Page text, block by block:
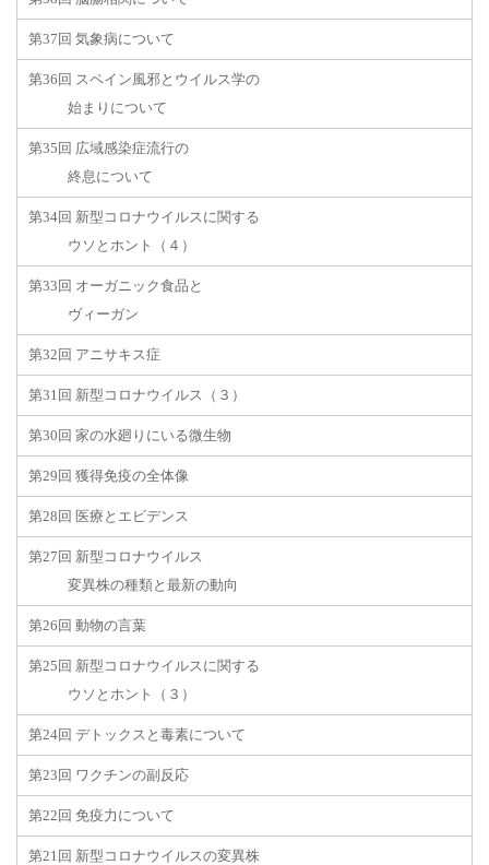
第37回 気象病について
第36回 スペイン風邪とウイルス学の
始まりについて
第35回 広域感染症流行の
終息について
第34回 新型コロナウイルスに関する
ウソとホント（４）
第33回 オーガニック食品と
ヴィーガン
第32回 アニサキス症
第31回 新型コロナウイルス（３）
第30回 家の水廻りにいる微生物
第29回 獲得免疫の全体像
第28回 医療とエビデンス
第27回 新型コロナウイルス
変異株の種類と最新の動向
第26回 動物の言葉
第25回 新型コロナウイルスに関する
ウソとホント（３）
第24回 デトックスと毒素について
第23回 ワクチンの副反応
第22回 免疫力について
第21回 新型コロナウイルスの変異株